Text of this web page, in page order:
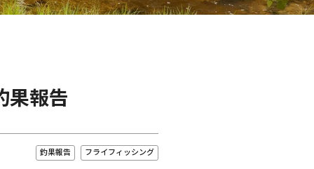
果報告
釣果報告 フライフィッシング